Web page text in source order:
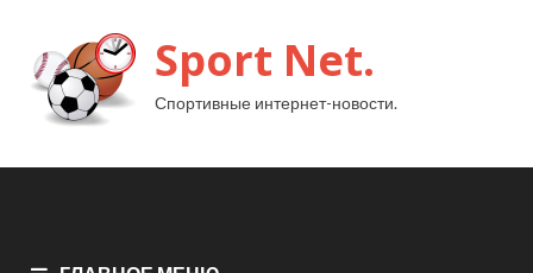
Sport Net.
Спортивные интернет-новости.